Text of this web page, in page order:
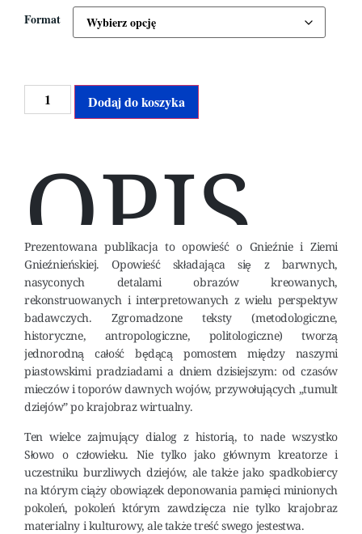
Format
Dodaj do koszyka
OPIS
Prezentowana publikacja to opowieść o Gnieźnie i Ziemi
Gnieźnieńskiej. Opowieść składająca się z barwnych,
nasyconych detalami obrazów kreowanych,
rekonstruowanych i interpretowanych z wielu perspektyw
badawczych. Zgromadzone teksty (metodologiczne,
historyczne, antropologiczne, politologiczne) tworzą
jednorodną całość będącą pomostem między naszymi
piastowskimi pradziadami a dniem dzisiejszym: od czasów
mieczów i toporów dawnych wojów, przywołujących „tumult
dziejów” po krajobraz wirtualny.
Ten wielce zajmujący dialog z historią, to nade wszystko
Słowo o człowieku. Nie tylko jako głównym kreatorze i
uczestniku burzliwych dziejów, ale także jako spadkobiercy
na którym ciąży obowiązek deponowania pamięci minionych
pokoleń, pokoleń którym zawdzięcza nie tylko krajobraz
materialny i kulturowy, ale także treść swego jestestwa.